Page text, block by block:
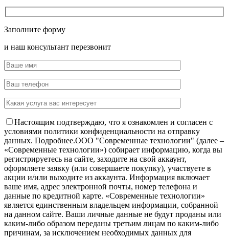
Заполните форму
и наш консультант перезвонит
Настоящим подтверждаю, что я ознакомлен и согласен с
условиями политики конфиденциальности на отправку
данных. Подробнее.OOO "Современные технологии" (далее –
«Современные технологии») собирает информацию, когда вы
регистрируетесь на сайте, заходите на свой аккаунт,
оформляете заявку (или совершаете покупку), участвуете в
акции и/или выходите из аккаунта. Информация включает
ваше имя, адрес электронной почты, номер телефона и
данные по кредитной карте. «Современные технологии»
является единственным владельцем информации, собранной
на данном сайте. Ваши личные данные не будут проданы или
каким-либо образом переданы третьим лицам по каким-либо
причинам, за исключением необходимых данных для